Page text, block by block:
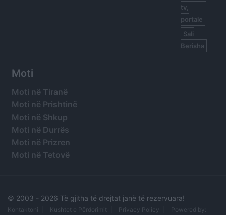
tv,
portale
Sali
Berisha
Moti
Moti në Tiranë
Moti në Prishtinë
Moti në Shkup
Moti në Durrës
Moti në Prizren
Moti në Tetovë
© 2003 - 2026 Të gjitha të drejtat janë të rezervuara!
Kontaktoni Kushtet e Përdorimit Privacy Policy Powered by: